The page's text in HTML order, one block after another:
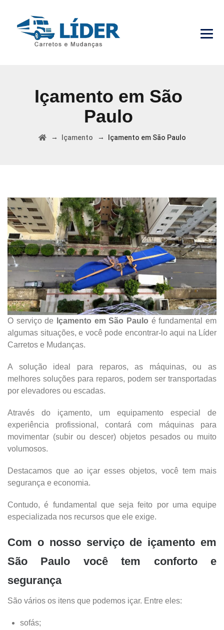
Içamento em São
Paulo
→ Içamento → Içamento em São Paulo
O serviço de Içamento em São Paulo é fundamental em
algumas situações, e você pode encontrar-lo aqui na Líder
Carretos e Mudanças.
A solução ideal para reparos, as máquinas, ou as
melhores soluções para reparos, podem ser transportadas
por elevadores ou escadas.
Através do içamento, um equipamento especial de
experiência profissional, contará com máquinas para
movimentar (subir ou descer) objetos pesados ​​ou muito
volumosos.
Destacamos que ao içar esses objetos, você tem mais
segurança e economia.
Contudo, é fundamental que seja feito por uma equipe
especializada nos recursos que ele exige.
Com o nosso serviço de içamento em
São Paulo você tem conforto e
segurança
São vários os itens que podemos içar. Entre eles:
sofás;